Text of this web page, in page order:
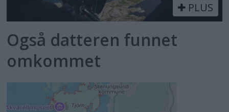
PLUS
Også datteren funnet
omkommet